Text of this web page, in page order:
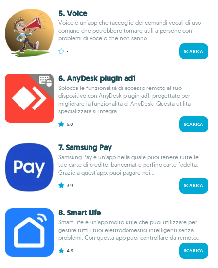
5. Voice
Voice è un'app che raccoglie dei comandi vocali di uso
comune che potrebbero tornare utili a persone con
problemi di voce o che non sanno...
- SCARICA
6. AnyDesk plugin ad1
Sblocca le funzionalità di accesso remoto al tuo
dispositivo con AnyDesk plugin ad1, progettato per
migliorare la funzionalità di AnyDesk. Questa utilità
specializzata si integra...
5.0 SCARICA
7. Samsung Pay
Samsung Pay è un'app nella quale puoi tenere tutte le
tue carte di credito, bancomat e perfino carte fedeltà.
Grazie a quest'app, puoi pagare nei...
3.9 SCARICA
8. Smart Life
Smart Life è un'app molto utile che puoi utilizzare per
gestire tutti i tuoi elettrodomestici intelligenti senza
problemi. Con questa app puoi controllare da remoto...
4.9 SCARICA